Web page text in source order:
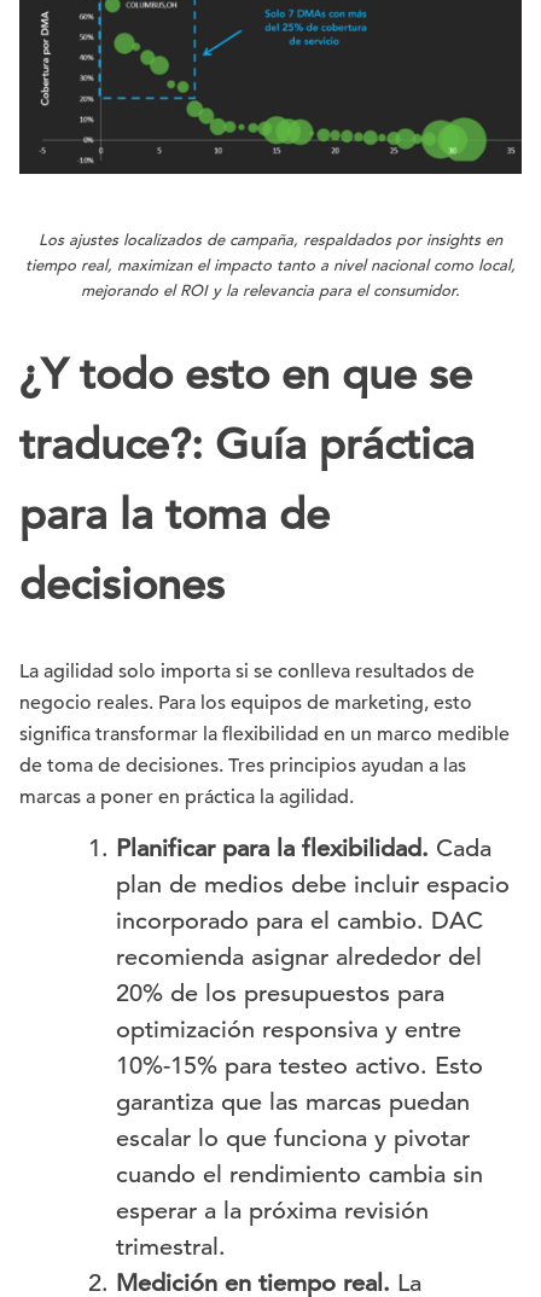
Los ajustes localizados de campaña, respaldados por insights en
tiempo real, maximizan el impacto tanto a nivel nacional como local,
mejorando el ROI y la relevancia para el consumidor.
¿Y todo esto en que se
traduce?: Guía práctica
para la toma de
decisiones
La agilidad solo importa si se conlleva resultados de
negocio reales. Para los equipos de marketing, esto
significa transformar la flexibilidad en un marco medible
de toma de decisiones. Tres principios ayudan a las
marcas a poner en práctica la agilidad.
Planificar para la flexibilidad. Cada
plan de medios debe incluir espacio
incorporado para el cambio. DAC
recomienda asignar alrededor del
20% de los presupuestos para
optimización responsiva y entre
10%-15% para testeo activo. Esto
garantiza que las marcas puedan
escalar lo que funciona y pivotar
cuando el rendimiento cambia sin
esperar a la próxima revisión
trimestral.
Medición en tiempo real. La